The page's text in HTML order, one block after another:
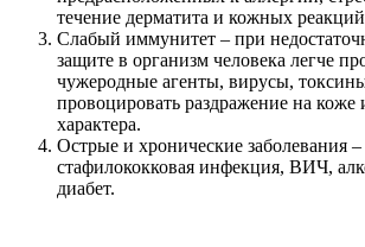
течение дерматита и кожных
Слабый иммунитет – при
защите в организм человека легче
чужеродные агенты, вирусы,
провоцировать раздражение на коже
характера.
Острые и хронические заболевания –
стафилококковая инфекция, ВИЧ,
диабет.